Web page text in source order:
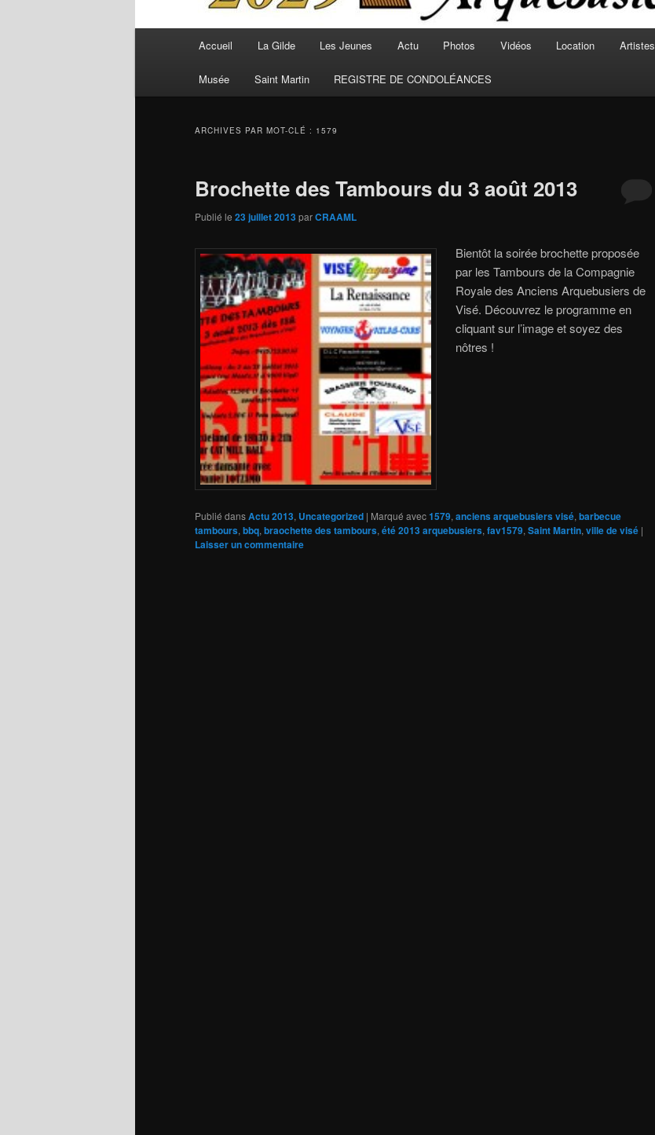
Accueil La Gilde Les Jeunes Actu Photos Vidéos Location Artistes
Musée Saint Martin REGISTRE DE CONDOLÉANCES
ARCHIVES PAR MOT-CLÉ : 1579
Brochette des Tambours du 3 août 2013
Publié le 23 juillet 2013parCRAAML
Bientôt la soirée brochette proposée
par les Tambours de la Compagnie
Royale des Anciens Arquebusiers de
Visé. Découvrez le programme en
cliquant sur l’image et soyez des
nôtres !
Publié dansActu 2013, Uncategorized | Marqué avec1579, anciens arquebusiers visé, barbecue
tambours, bbq, braochette des tambours, été 2013 arquebusiers, fav1579, Saint Martin, ville de visé |
Laisser un commentaire